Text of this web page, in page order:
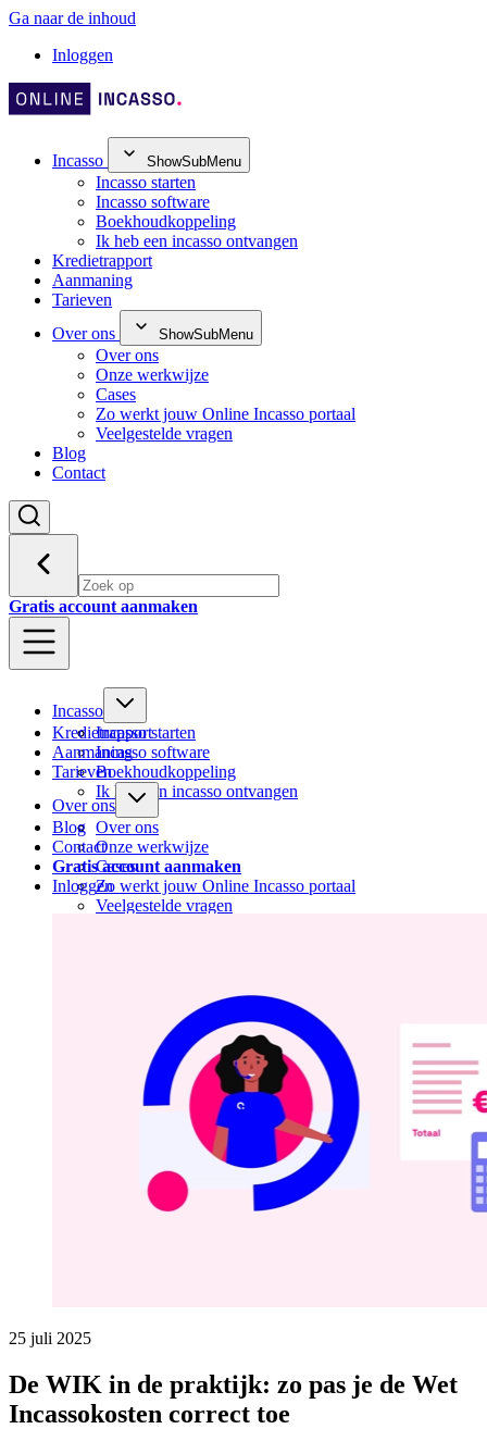
Ga naar de inhoud
Inloggen
Incasso ShowSubMenu
Incasso starten
Incasso software
Boekhoudkoppeling
Ik heb een incasso ontvangen
Kredietrapport
Aanmaning
Tarieven
Over ons
ShowSubMenu
Over ons
Onze werkwijze
Cases
Zo werkt jouw Online Incasso portaal
Veelgestelde vragen
Blog
Contact
Gratis account aanmaken
Incasso
Incasso starten
Incasso software
Boekhoudkoppeling
Ik heb een incasso ontvangen
Kredietrapport
Aanmaning
Tarieven
Over ons
Over ons
Onze werkwijze
Cases
Zo werkt jouw Online Incasso portaal
Veelgestelde vragen
Blog
Contact
Gratis account aanmaken
Inloggen
25 juli 2025
De WIK in de praktijk: zo pas je de Wet
Incassokosten correct toe